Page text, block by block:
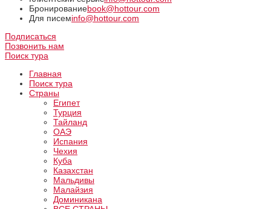
Бронированиеbook@hottour.com
Для писемinfo@hottour.com
Подписаться
Позвонить нам
Поиск тура
Главная
Поиск тура
Страны
Египет
Турция
Тайланд
ОАЭ
Испания
Чехия
Куба
Казахстан
Мальдивы
Малайзия
Доминикана